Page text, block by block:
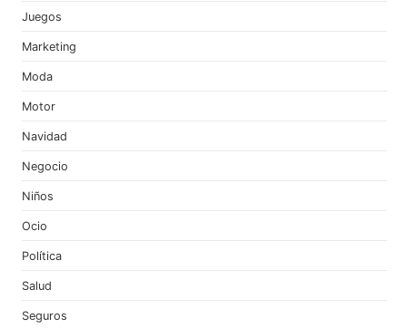
Juegos
Marketing
Moda
Motor
Navidad
Negocio
Niños
Ocio
Política
Salud
Seguros